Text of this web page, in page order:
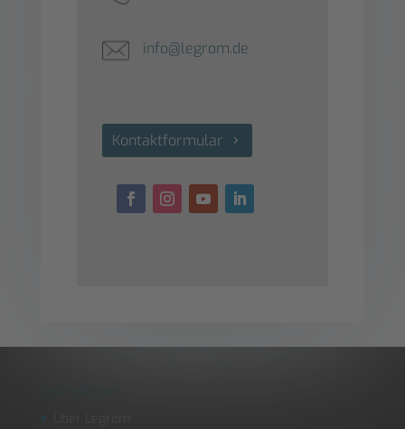
info@legrom.de
Kontaktformular